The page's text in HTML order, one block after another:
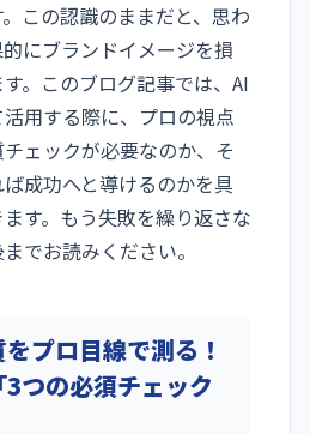
この認識のままだと、思わ
にブランドイメージを損
。このブログ記事では、AI
用する際に、プロの視点
ェックが必要なのか、そ
成功へと導けるのかを具
す。もう失敗を繰り返さな
でお読みください。
プロ目線で測る！
つの必須チェック